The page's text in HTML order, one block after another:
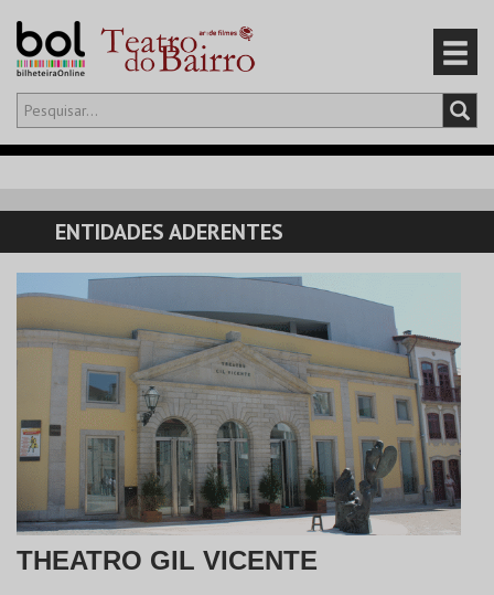
Olá,iniciar sessão
CARRINHO
EVENTOS
CARTÕES
PRODUTOS
ENTIDADES ADERENTES
THEATRO GIL VICENTE